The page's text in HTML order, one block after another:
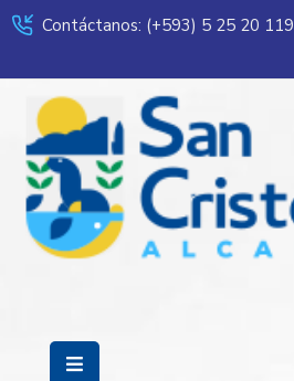
Contáctanos: (+593) 5 25 20 119
Servicios
Municipalidad
Mi
Ciudad
Transparencia